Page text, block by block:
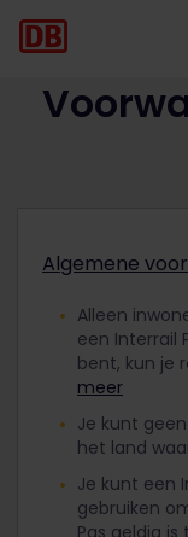
Algemene
Alleen
een Interrail
bent, kun je
meer
Je kunt
het land
Je kunt een
gebruiken
Pas geldig